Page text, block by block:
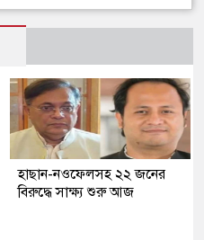
হাছান-নওফেলসহ ২২ জনের
বিরুদ্ধে সাক্ষ্য শুরু আজ